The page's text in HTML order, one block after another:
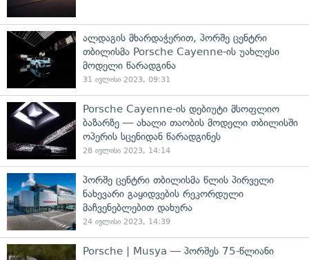
ალდაგის მხარდაჭერით, პორშე ცენტრი
თბილისმა Porsche Cayenne-ის უახლესი
მოდელი წარადგინა
31 ივლისი 2023, 09:31
Porsche Cayenne-ის დებიუტი მსოფლიო
ბაზარზე — ახალი თაობის მოდელი თბილისში
ოპერის სცენიდან წარადგინეს
28 ივლისი 2023, 14:14
პორშე ცენტრი თბილისმა წლის პირველი
ნახევარი გაყიდვების რეკორდული
მაჩვენებლებით დახურა
24 ივლისი 2023, 14:39
Porsche | Musya — პორშეს 75-წლიანი